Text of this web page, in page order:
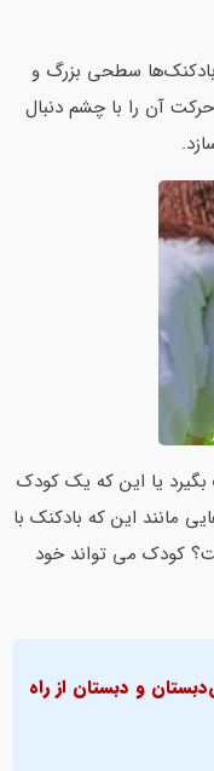
سطحی بزرگ و
آن را با چشم دنبال
بگیرد یا این که یک کودک
مانند این که بادکنک با
کودک می تواند خود
و دبستان از راه